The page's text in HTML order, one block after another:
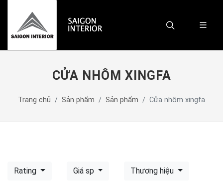
CỬA NHÔM XINGFA
Trang chủ Sản phẩm Sản phẩm Cửa nhôm xingfa
Rating Giá sp
Thương hiệu